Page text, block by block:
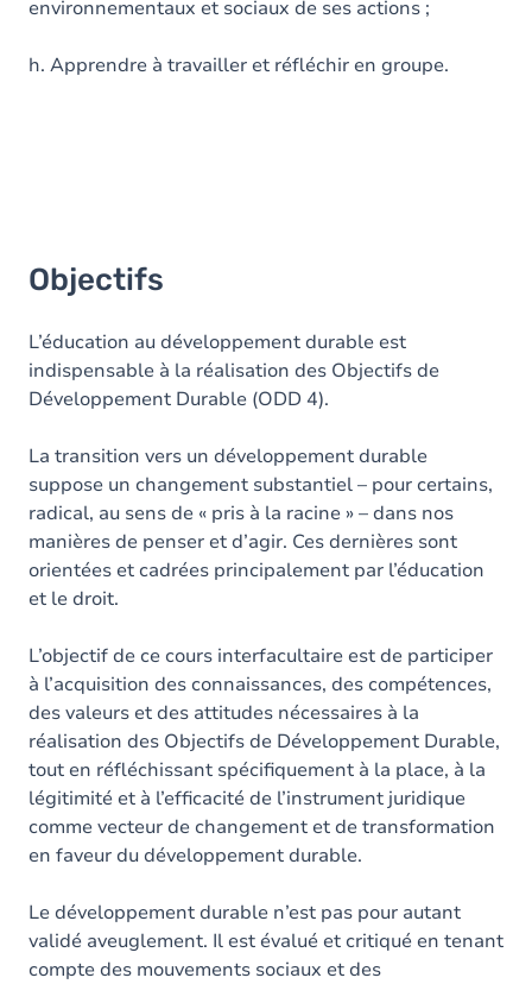
environnementaux et sociaux de ses actions ;
h. Apprendre à travailler et réfléchir en groupe.
Objectifs
L’éducation au développement durable est
indispensable à la réalisation des Objectifs de
Développement Durable (ODD 4).
La transition vers un développement durable
suppose un changement substantiel – pour certains,
radical, au sens de « pris à la racine » – dans nos
manières de penser et d’agir. Ces dernières sont
orientées et cadrées principalement par l’éducation
et le droit.
L’objectif de ce cours interfacultaire est de participer
à l’acquisition des connaissances, des compétences,
des valeurs et des attitudes nécessaires à la
réalisation des Objectifs de Développement Durable,
tout en réfléchissant spécifiquement à la place, à la
légitimité et à l’efficacité de l’instrument juridique
comme vecteur de changement et de transformation
en faveur du développement durable.
Le développement durable n’est pas pour autant
validé aveuglement. Il est évalué et critiqué en tenant
compte des mouvements sociaux et des